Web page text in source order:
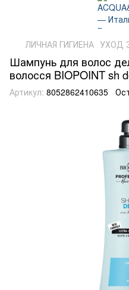
ЛИЧНАЯ ГИГИЕНА УХОД
Шампунь для волос
волосся BIOPOINT sh
Артикул: 8052862410635